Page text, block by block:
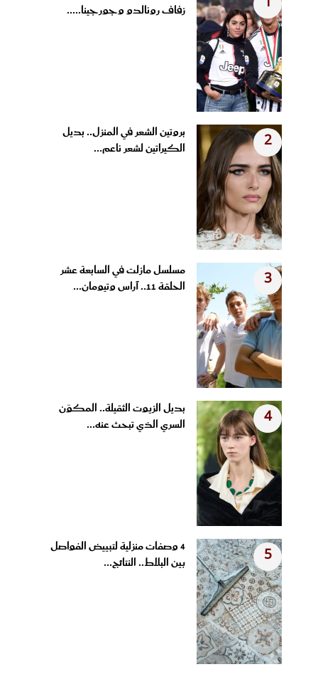
زفاف رونالدو وجورجينا.....
2
بروتين الشعر في المنزل.. بديل
الكيراتين لشعر ناعم...
3
مسلسل مازلت في السابعة عشر
الحلقة 11.. آراس وتيومان...
4
بديل الزيوت الثقيلة.. المكوّن
السري الذي تبحث عنه...
5
4 وصفات منزلية لتبييض الفواصل
بين البلاط.. النتائج...